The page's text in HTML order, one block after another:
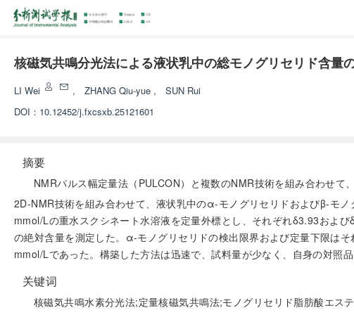
核磁気共鳴分光法による液状乳中の総モノグリセリド含量
LI Wei , ZHANG Qiu-yue ,
SUN Rui
DOI： 10.12452/j.fxcsxb.25121601
摘要
NMRパルス幅定量法（PULCON）と複数のNMR技術を組み合わせ
2D-NMR技術を組み合わせて、液状乳中のα-モノグリセリドおよびβ-モ
mmol/Lの重水スクシネート水溶液を定量外標とし、それぞれδ3.93および
の絶対含量を測定した。α-モノグリセリドの検出限界および定量下限は
mmol/Lであった。構築した方法は迅速で、試料量が少なく、自身の対照
关键词
核磁気共鳴水素分光法;定量核磁気共鳴法;モノグリセリド脂肪酸エス